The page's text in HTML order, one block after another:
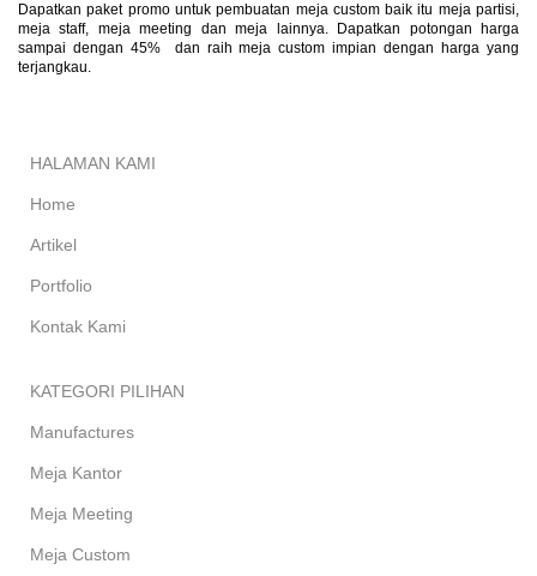
Dapatkan paket promo untuk pembuatan meja custom baik itu meja partisi,
meja staff, meja meeting dan meja lainnya. Dapatkan potongan harga
sampai dengan 45% dan raih meja custom impian dengan harga yang
terjangkau.
HALAMAN KAMI
Home
Artikel
Portfolio
Kontak Kami
KATEGORI PILIHAN
Manufactures
Meja Kantor
Meja Meeting
Meja Custom